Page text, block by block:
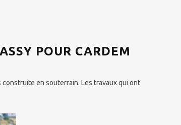
POUR CARDEM
en souterrain. Les travaux qui ont